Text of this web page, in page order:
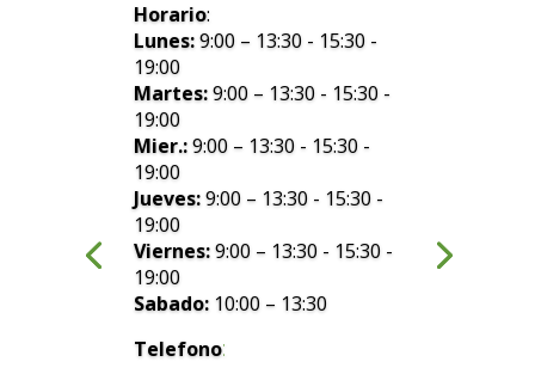
Horario:
Lunes:9:00 – 13:30 - 15:30 -
19:00
Martes:9:00 – 13:30 - 15:30 -
19:00
Mier.:9:00 – 13:30 - 15:30 -
19:00
Jueves:9:00 – 13:30 - 15:30 -
19:00
Viernes:9:00 – 13:30 - 15:30 -
19:00
Sabado: 10:00 – 13:30
Telefono: